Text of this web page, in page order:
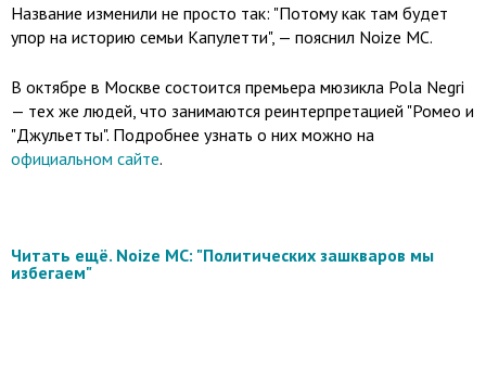
Название изменили не просто так: "Потому как там будет
упор на историю семьи Капулетти", — пояснил Noize MC.
В октябре в Москве состоится премьера мюзикла Pola Negri
— тех же людей, что занимаются реинтерпретацией "Ромео и
"Джульетты". Подробнее узнать о них можно на
официальном сайте.
Читать ещё. Noize MC: "Политических зашкваров мы
избегаем"